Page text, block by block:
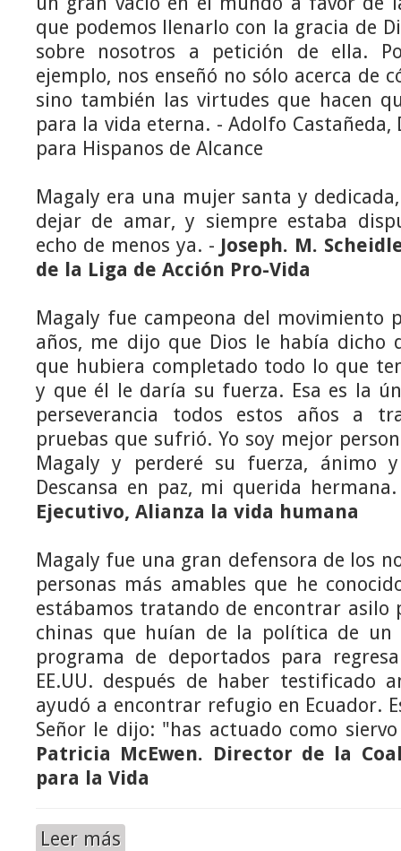
que podemos llenarlo con la gracia de
sobre nosotros a petición de ella.
ejemplo, nos enseñó no sólo acerca de
sino también las virtudes que hacen
para la vida eterna. - Adolfo Castañeda,
para Hispanos de Alcance
Magaly era una mujer santa y
dejar de amar, y siempre estaba
echo de menos ya. - Joseph. M.
de la Liga de Acción Pro-Vida
Magaly fue campeona del movimiento
años, me dijo que Dios le había dicho
que hubiera completado todo lo que
y que él le daría su fuerza. Esa es la
perseverancia todos estos años a
pruebas que sufrió. Yo soy mejor
Magaly y perderé su fuerza, ánimo y
Descansa en paz, mi querida
Ejecutivo, Alianza la vida humana
Magaly fue una gran defensora de los
personas más amables que he
estábamos tratando de encontrar asilo
chinas que huían de la política de
programa de deportados para
EE.UU. después de haber testificado
ayudó a encontrar refugio en Ecuador.
Señor le dijo: "has actuado como
Patricia McEwen. Director de la
para la Vida
Leer más